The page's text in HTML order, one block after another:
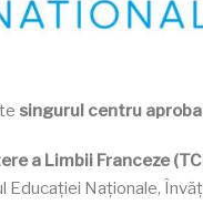
singurul centru
a Limbii Franceze
Educației Naționale,